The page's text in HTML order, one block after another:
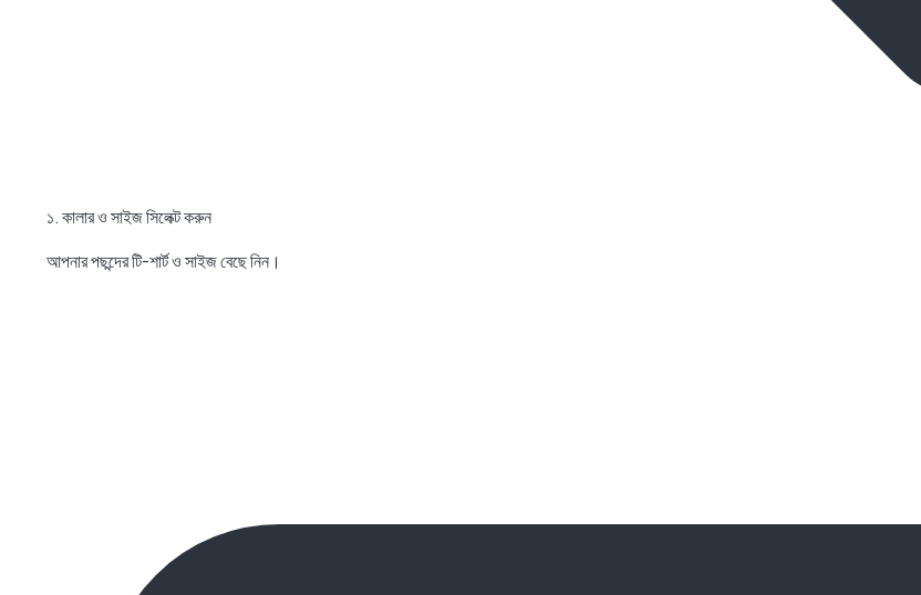
১. কালার ও সাইজ সিলেক্ট করুন
আপনার পছন্দের টি-শার্ট ও সাইজ বেছে নিন।